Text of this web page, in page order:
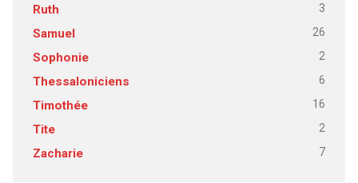
Ruth 3
Samuel 26
Sophonie 2
Thessaloniciens 6
Timothée 16
Tite 2
Zacharie 7